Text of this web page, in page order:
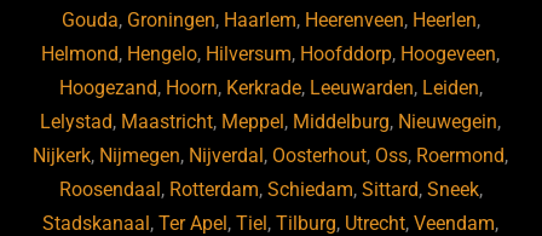
Gouda, Groningen, Haarlem, Heerenveen, Heerlen,
Helmond, Hengelo, Hilversum, Hoofddorp, Hoogeveen,
Hoogezand, Hoorn, Kerkrade, Leeuwarden, Leiden,
Lelystad, Maastricht, Meppel , Middelburg, Nieuwegein,
Nijkerk, Nijmegen, Nijverdal , Oosterhout, Oss, Roermond,
Roosendaal , Rotterdam, Schiedam, Sittard, Sneek,
Stadskanaal ,Ter Apel ,Tiel ,Tilburg, Utrecht,Veendam,